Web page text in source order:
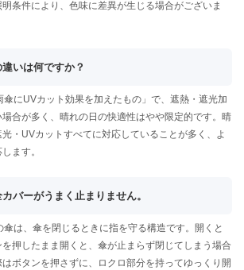
条件により、色味に差異が生じる場合がございま
いは何ですか？
傘にUVカット効果を加えたもの」で、遮熱・遮光加
合が多く、晴れの日の快適性はやや限定的です。晴
・UVカットすべてに対応していることが多く、よ
ます。
バーがうまく止まりません。
傘は、傘を閉じるときに指を守る構造です。開くと
押したまま開くと、傘が止まらず閉じてしまう場合
ボタンを押さずに、ロクロ部分を持ってゆっくり開